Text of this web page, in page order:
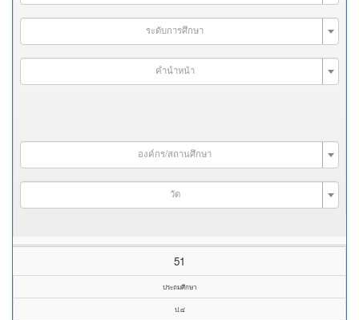
ระดับการศึกษา
คำนำหน้า
องค์กร/สถานศึกษา
วัด
51
ประถมศึกษา
ป.๔